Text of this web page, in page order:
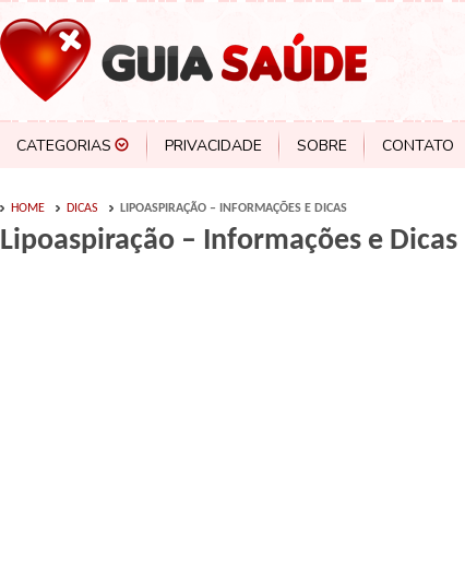
CATEGORIAS PRIVACIDADE SOBRE CONTATO
HOME DICAS LIPOASPIRAÇÃO – INFORMAÇÕES E DICAS
Lipoaspiração – Informações e Dicas